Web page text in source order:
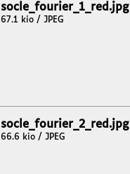
socle_fourier_1_red.jpg
67.1 kio / JPEG
socle_fourier_2_red.jpg
66.6 kio / JPEG